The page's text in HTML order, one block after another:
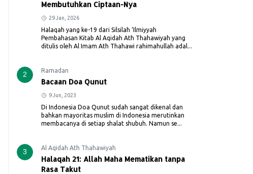
Membutuhkan Ciptaan-Nya
29 Jan, 2026
Halaqah yang ke-19 dari Silsilah ‘Ilmiyyah
Pembahasan Kitab Al Aqidah Ath Thahawiyah yang
ditulis oleh Al Imam Ath Thahawi rahimahullah adal...
2 Ramadan
Bacaan Doa Qunut
9 Jun, 2023
Di Indonesia Doa Qunut sudah sangat dikenal dan
bahkan mayoritas muslim di Indonesia merutinkan
membacanya di setiap shalat shubuh. Namun se...
3 Al Aqidah Ath Thahawiyah
Halaqah 21: Allah Maha Mematikan tanpa
Rasa Takut